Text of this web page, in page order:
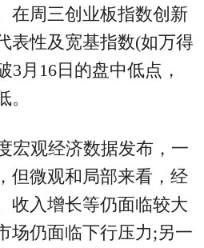
在周三创业板指数创新
表性及宽基指数(如万得
3月16日的盘中低点，
宏观经济数据发布，一
但微观和局部来看，经
收入增长等仍面临较大
场仍面临下行压力;另一